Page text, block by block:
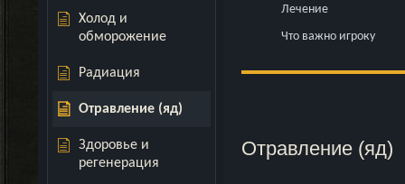
Холод и
обморожение
Радиация
Отравление (яд)
Здоровье и
регенерация
Лечение
Что важно игроку
Отравление (яд)